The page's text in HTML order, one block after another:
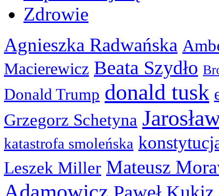
Zdrowie
Agnieszka Radwańska
Macierewicz Beata Szydło
Donald Trump donald tusk
Grzegorz Schetyna
katastrofa smoleńska
Leszek Miller Mateusz